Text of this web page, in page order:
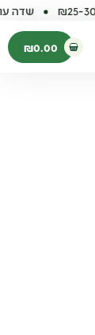
שדה
₪0.00
פתיחת עגלת